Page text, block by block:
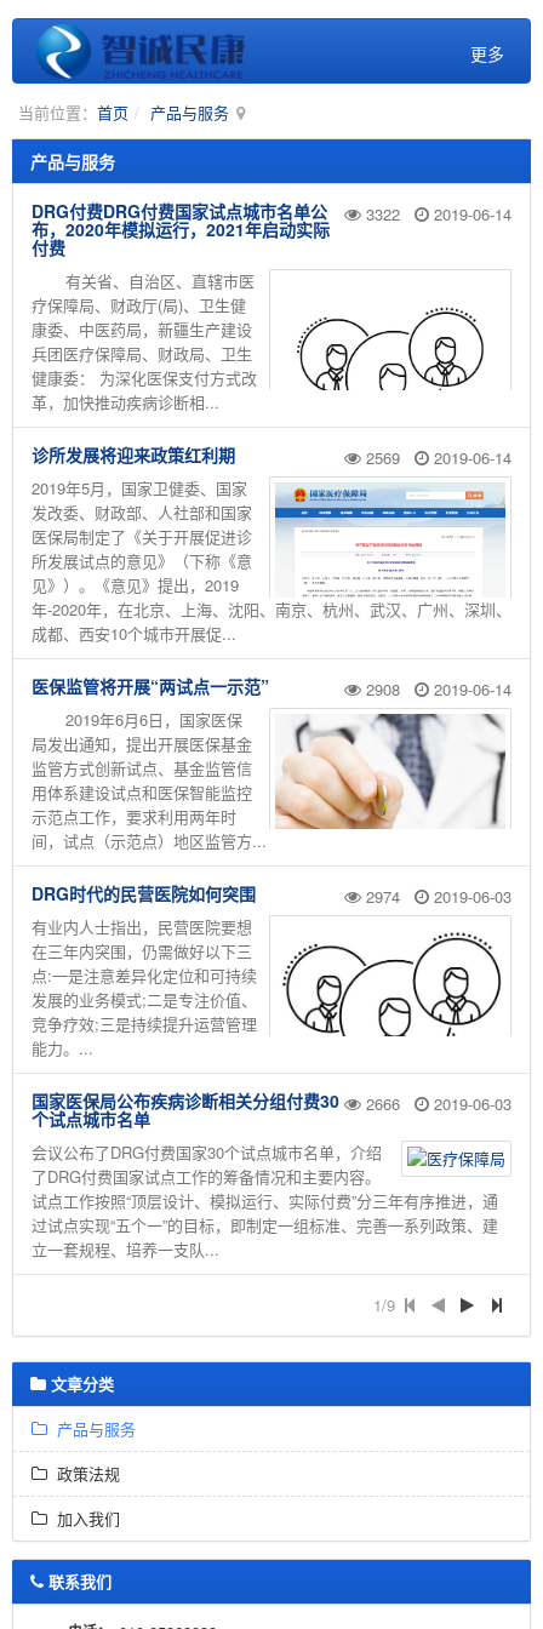
更多
当前位置： 首页 产品与服务
产品与服务
3322 2019-06-14
DRG付费DRG付费国家试点城市名单公
布，2020年模拟运行，2021年启动实际
付费
有关省、自治区、直辖市医
疗保障局、财政厅(局)、卫生健
康委、中医药局，新疆生产建设
兵团医疗保障局、财政局、卫生
健康委： 为深化医保支付方式改
革，加快推动疾病诊断相...
2569 2019-06-14
诊所发展将迎来政策红利期
2019年5月，国家卫健委、国家
发改委、财政部、人社部和国家
医保局制定了《关于开展促进诊
所发展试点的意见》（下称《意
见》）。《意见》提出，2019
年-2020年，在北京、上海、沈阳、南京、杭州、武汉、广州、深圳、
成都、西安10个城市开展促...
2908 2019-06-14
医保监管将开展“两试点一示范”
2019年6月6日，国家医保
局发出通知，提出开展医保基金
监管方式创新试点、基金监管信
用体系建设试点和医保智能监控
示范点工作，要求利用两年时
间，试点（示范点）地区监管方...
2974 2019-06-03
DRG时代的民营医院如何突围
有业内人士指出，民营医院要想
在三年内突围，仍需做好以下三
点:一是注意差异化定位和可持续
发展的业务模式;二是专注价值、
竞争疗效;三是持续提升运营管理
能力。...
2666 2019-06-03
国家医保局公布疾病诊断相关分组付费30
个试点城市名单
会议公布了DRG付费国家30个试点城市名单，介绍
了DRG付费国家试点工作的筹备情况和主要内容。
试点工作按照“顶层设计、模拟运行、实际付费”分三年有序推进，通
过试点实现“五个一”的目标，即制定一组标准、完善一系列政策、建
立一套规程、培养一支队...
1/9
文章分类
产品与服务
政策法规
加入我们
联系我们